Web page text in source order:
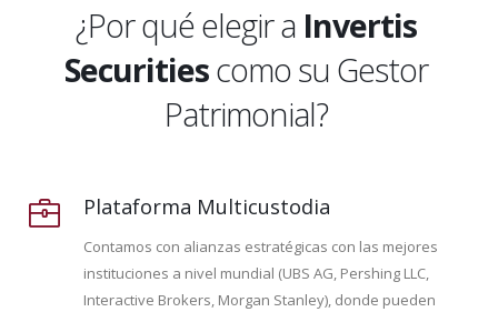
¿Por qué elegir a Invertis
Securitiescomo su Gestor
Patrimonial?
Plataforma Multicustodia
Contamos con alianzas estratégicas con las mejores
instituciones a nivel mundial (UBS AG, Pershing LLC,
Interactive Brokers, Morgan Stanley), donde pueden